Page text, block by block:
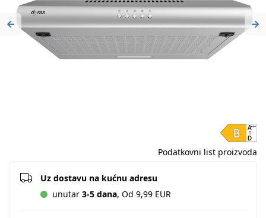
Previous
Podatkovni list proizvoda
Uz dostavu na kućnu adresu
unutar 3-5 dana, Od 9,99 EUR